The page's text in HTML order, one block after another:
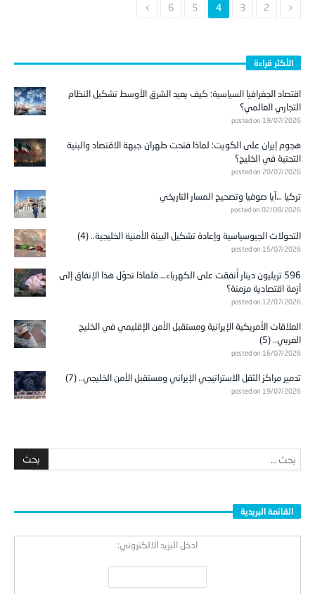
2
3
4
5
6
الأكثر قراءة
اقتصاد الجغرافيا السياسية: كيف يعيد الشرق الأوسط تشكيل النظام
التجاري العالمي؟
posted on 19/07/2026
هجوم إيران على الكويت: لماذا فتحت طهران جبهة الاقتصاد والبنية
التحتية في الخليج؟
posted on 20/07/2026
تركيا …آيا صوفيا وتصحيح المسار التاريخي
posted on 02/08/2026
التحولات الجيوسياسية وإعادة تشكيل البيئة الأمنية الخليجية.. (4)
posted on 15/07/2026
596 تريليون دينار أُنفقت على الكهرباء… فلماذا تحوّل هذا الإنفاق إلى
أزمة اقتصادية مزمنة؟
posted on 12/07/2026
العلاقات الأمريكية الإيرانية ومستقبل الأمن الإقليمي في الخليج
العربي.. (5)
posted on 16/07/2026
تدمير مراكز الثقل الاستراتيجي الإيراني ومستقبل الأمن الخليجي.. (7)
posted on 19/07/2026
القائمة البريدية
ادخل البريد الالكتروني: